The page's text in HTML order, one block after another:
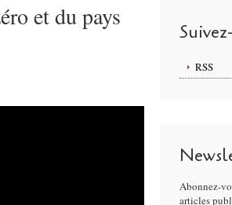
et du pays
RSS
Abonnez-
articles